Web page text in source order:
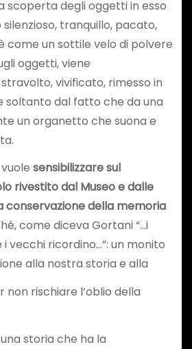
scoperta degli oggetti in esso
tranquillo, pacato,
come un sottile velo di polvere
oggetti, viene
vivificato, rimesso in
soltanto dal fatto che da una
un organetto che suona e
sensibilizzare sul
rivestito dal Museo e dalle
conservazione della memoria
come diceva Gortani “…i
vecchi ricordino…”: un monito
alla nostra storia e alla
rischiare l’oblio della
storia che ha la